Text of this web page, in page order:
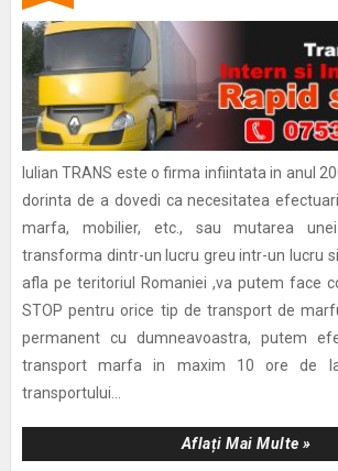
Iulian TRANS este o firma infiintata in anul
dorinta de a dovedi ca necesitatea
marfa, mobilier, etc., sau mutarea
transforma dintr-un lucru greu intr-un lucru
afla pe teritoriul Romaniei ,va putem face
STOP pentru orice tip de transport de
permanent cu dumneavoastra, putem
transport marfa in maxim 10 ore de
transportului...
Aflați Mai Multe »